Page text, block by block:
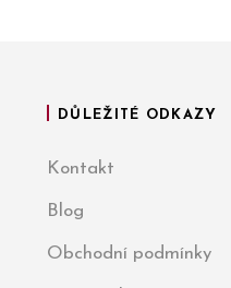
DŮLEŽITÉ ODKAZY
Kontakt
Blog
Obchodní podmínky